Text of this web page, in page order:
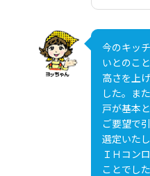
今のキッ
いとのこ
高さを上
した。ま
戸が基本
ご要望で
選定いた
ＩＨコン
ことでし